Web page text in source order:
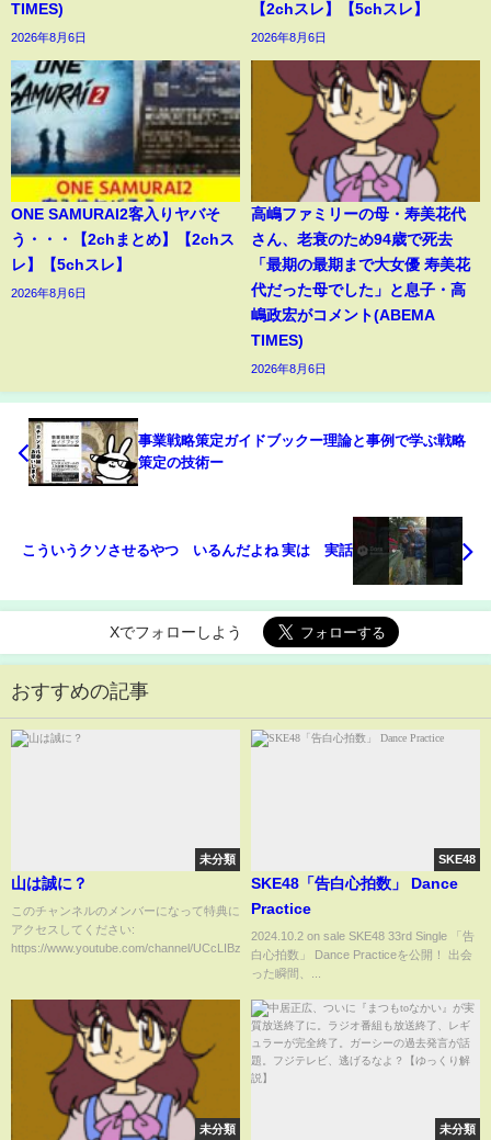
TIMES)
2026年8月6日
【2chスレ】【5chスレ】
2026年8月6日
ONE SAMURAI2客入りヤバそ
う・・・【2chまとめ】【2chス
レ】【5chスレ】
2026年8月6日
高嶋ファミリーの母・寿美花代
さん、老衰のため94歳で死去
「最期の最期まで大女優 寿美花
代だった母でした」と息子・高
嶋政宏がコメント(ABEMA
TIMES)
2026年8月6日
事業戦略策定ガイドブックー理論と事例で学ぶ戦略
策定の技術ー
こういうクソさせるやつ いるんだよね 実は 実話
Xでフォローしよう
おすすめの記事
未分類
山は誠に？
このチャンネルのメンバーになって特典に
アクセスしてください:
https://www.youtube.com/channel/UCcLIBz...
SKE48
SKE48「告白心拍数」 Dance
Practice
2024.10.2 on sale SKE48 33rd Single 「告
白心拍数」 Dance Practiceを公開！ 出会
った瞬間、...
未分類 未分類